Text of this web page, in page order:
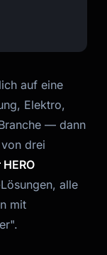
auf eine
Elektro,
— dann
drei
alle
mit